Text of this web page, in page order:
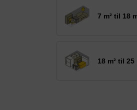
7 m² til 18
18 m² til 25